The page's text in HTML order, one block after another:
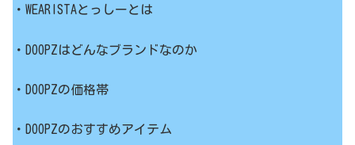
・WEARISTAとっしーとは
・DOOPZはどんなブランドなのか
・DOOPZの価格帯
・DOOPZのおすすめアイテム